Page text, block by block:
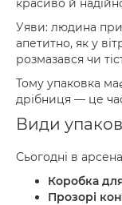
красиво й
Уяви: людина
апетитно, як у
розмазався чи
Тому упаковка
дрібниця — це
Види
Сьогодні в
Коробка
Прозорі